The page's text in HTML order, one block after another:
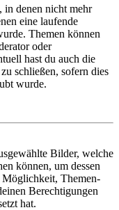
in denen nicht mehr
eine laufende
Themen können
oder
hast du auch die
schließen, sofern dies
wurde.
Bilder, welche
können, um dessen
Themen-
Berechtigungen
hat.